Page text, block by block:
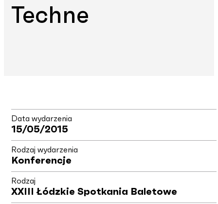
Techne
Data wydarzenia
15/05/2015
Rodzaj wydarzenia
Konferencje
Rodzaj
XXIII Łódzkie Spotkania Baletowe